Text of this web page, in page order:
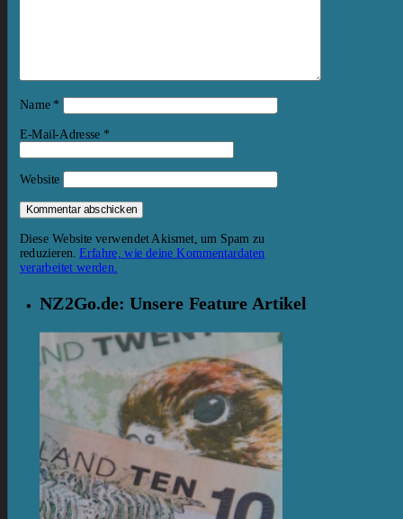
Name *
E-Mail-Adresse *
Website
Diese Website verwendet Akismet, um Spam zu
reduzieren.Erfahre, wie deine Kommentardaten
verarbeitet werden.
NZ2Go.de: Unsere Feature Artikel